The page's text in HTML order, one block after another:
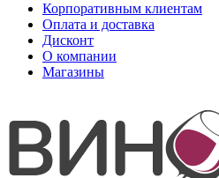
Корпоративным клиентам
Оплата и доставка
Дисконт
О компании
Магазины